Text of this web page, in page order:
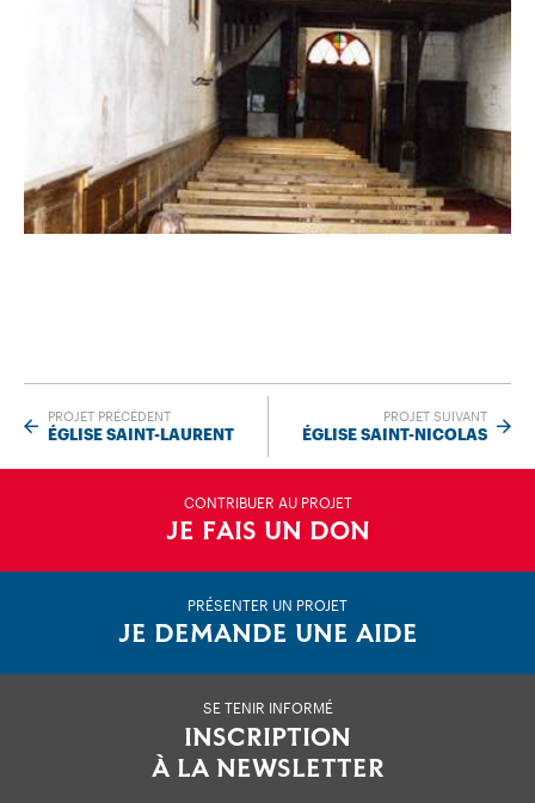
PROJET PRÉCÉDENT
ÉGLISE SAINT-LAURENT
PROJET SUIVANT
ÉGLISE SAINT-NICOLAS
CONTRIBUER AU PROJET
JE FAIS UN DON
PRÉSENTER UN PROJET
JE DEMANDE UNE AIDE
SE TENIR INFORMÉ
INSCRIPTION
À LA NEWSLETTER